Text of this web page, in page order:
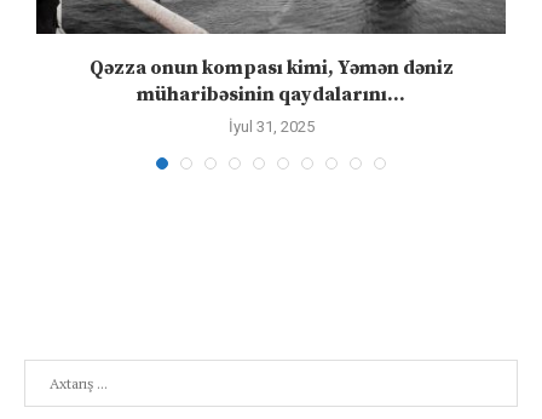
Qəzza onun kompası kimi, Yəmən dəniz
müharibəsinin qaydalarını...
İyul 31, 2025